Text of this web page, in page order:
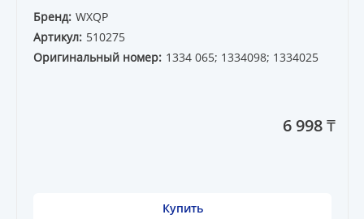
Бренд: WXQP
Артикул: 510275
Оригинальный номер: 1334 065; 1334098; 1334025
6 998 ₸
Купить